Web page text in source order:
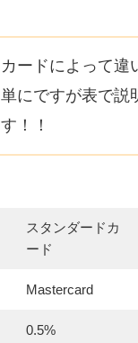
カードによって違
単にですが表で説
す！！
スタンダードカ
ード
Mastercard
0.5%